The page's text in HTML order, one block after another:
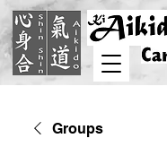
Groups